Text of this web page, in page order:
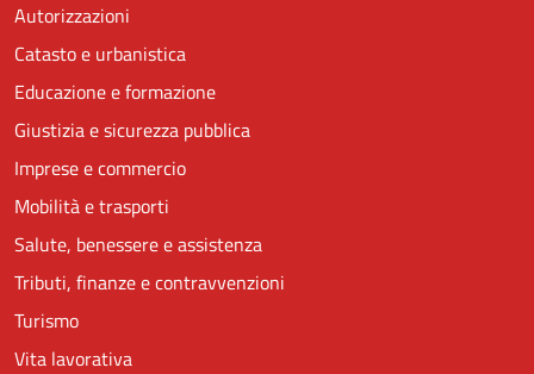
Autorizzazioni
Catasto e urbanistica
Educazione e formazione
Giustizia e sicurezza pubblica
Imprese e commercio
Mobilità e trasporti
Salute, benessere e assistenza
Tributi, finanze e contravvenzioni
Turismo
Vita lavorativa